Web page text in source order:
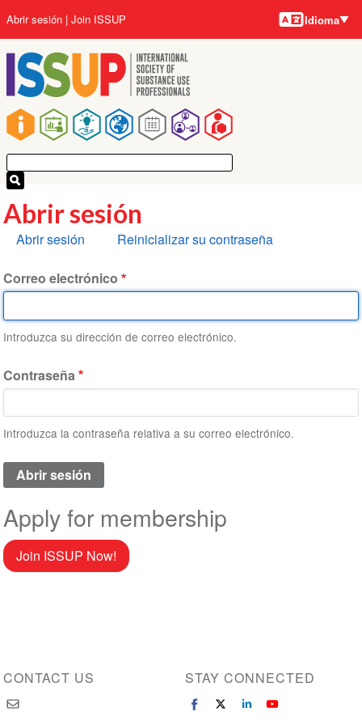
al
contenido
principal
Main
navigation
User
account
menu
Abrir sesión Join ISSUP Idiomas
Idioma
Abrir sesión
Solapas
Abrir sesión Reinicializar su contraseña
Correo electrónico
Introduzca su dirección de correo electrónico.
Contraseña
Introduzca la contraseña relativa a su correo electrónico.
Apply for membership
Join ISSUP Now!
CONTACT US STAY CONNECTED